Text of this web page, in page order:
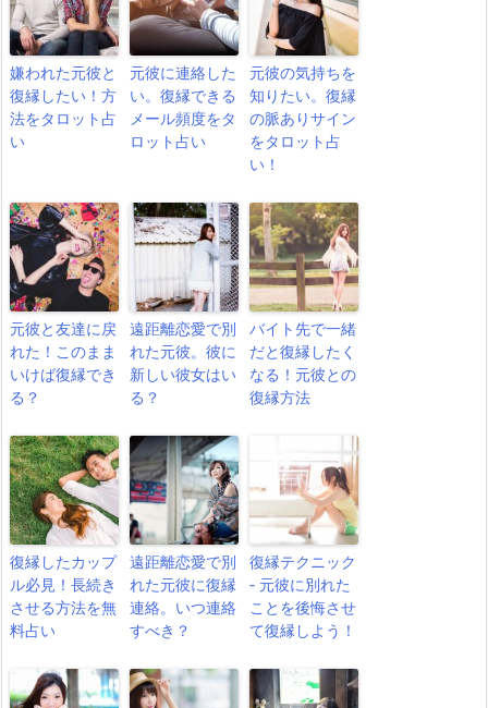
嫌われた元彼と
復縁したい！方
法をタロット占
い
元彼に連絡した
い。復縁できる
メール頻度をタ
ロット占い
元彼の気持ちを
知りたい。復縁
の脈ありサイン
をタロット占
い！
元彼と友達に戻
れた！このまま
いけば復縁でき
る？
遠距離恋愛で別
れた元彼。彼に
新しい彼女はい
る？
バイト先で一緒
だと復縁したく
なる！元彼との
復縁方法
復縁したカップ
ル必見！長続き
させる方法を無
料占い
遠距離恋愛で別
れた元彼に復縁
連絡。いつ連絡
すべき？
復縁テクニック
‐ 元彼に別れた
ことを後悔させ
て復縁しよう！